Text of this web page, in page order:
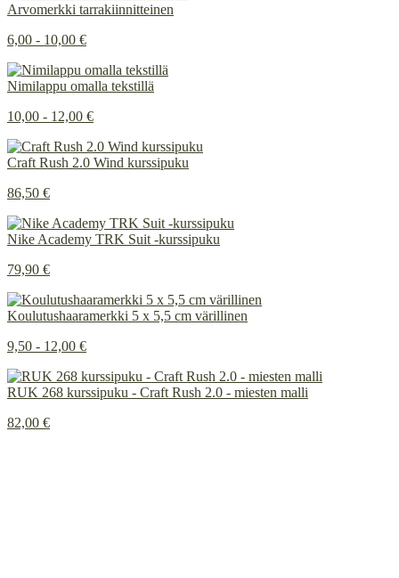
Arvomerkki tarrakiinnitteinen
6,00 - 10,00 €
Nimilappu omalla tekstillä
10,00 - 12,00 €
Craft Rush 2.0 Wind kurssipuku
86,50 €
Nike Academy TRK Suit -kurssipuku
79,90 €
Koulutushaaramerkki 5 x 5,5 cm värillinen
9,50 - 12,00 €
RUK 268 kurssipuku - Craft Rush 2.0 - miesten malli
82,00 €